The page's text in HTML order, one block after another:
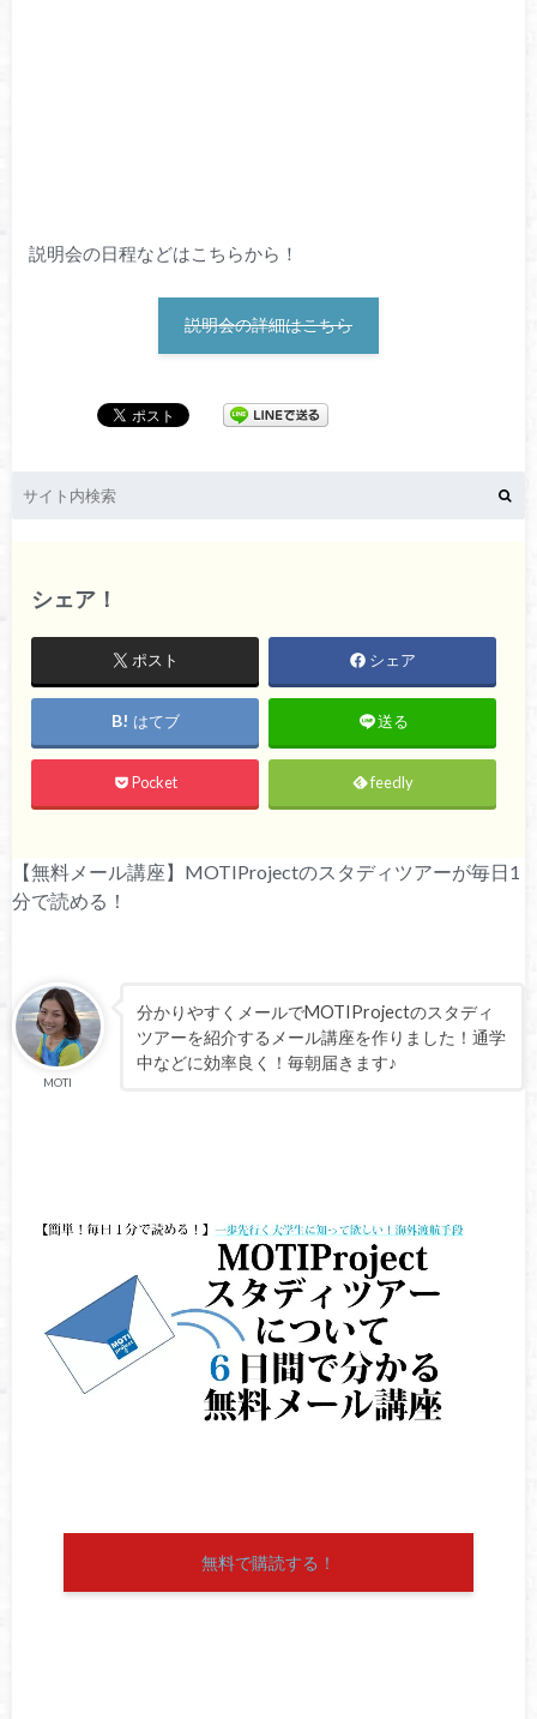
説明会の日程などはこちらから！
説明会の詳細はこちら
シェア！
ポスト シェア
はてブ 送る
Pocket feedly
【無料メール講座】MOTIProjectのスタディツアーが毎日1
分で読める！
MOTI
分かりやすくメールでMOTIProjectのスタディ
ツアーを紹介するメール講座を作りました！通学
中などに効率良く！毎朝届きます♪
無料で購読する！